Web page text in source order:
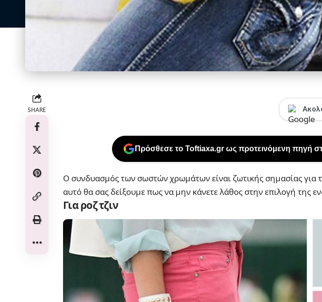
SHARE
Πρόσθεσε το Toftiaxa.gr ως προτεινόμενη πηγή
Ο συνδυασμός των σωστών χρωμάτων είναι ζωτικής σημασίας για
αυτό θα σας δείξουμε πως να μην κάνετε λάθος στην επιλογή της
Για ροζ τζιν